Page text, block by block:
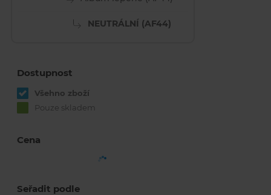
NEUTRÁLNÍ (AF44)
Dostupnost
Všehno zboží
Pouze skladem
Cena
Seřadit podle